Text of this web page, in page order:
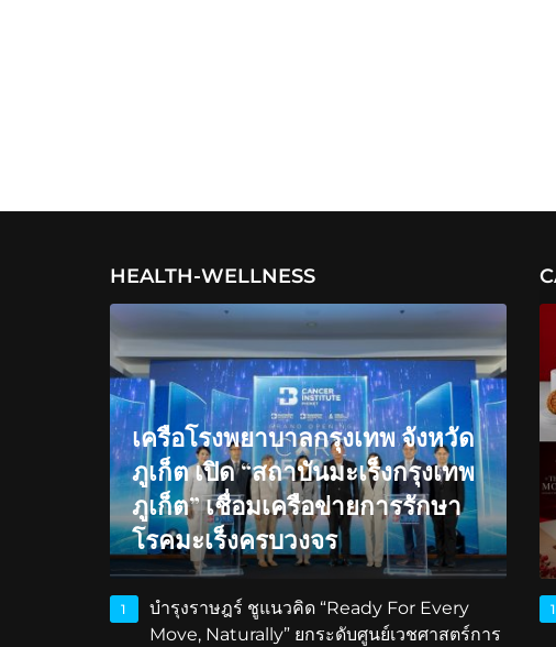
HEALTH-WELLNESS
เครือโรงพยาบาลกรุงเทพ จังหวัด
ภูเก็ต เปิด “สถาบันมะเร็งกรุงเทพ
ภูเก็ต” เชื่อมเครือข่ายการรักษา
โรคมะเร็งครบวงจร
1
บำรุงราษฎร์ ชูแนวคิด “Ready For Every
Move, Naturally” ยกระดับศูนย์เวชศาสตร์การ
1